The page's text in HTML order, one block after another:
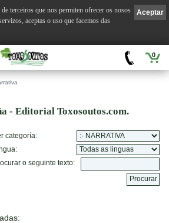
0
- Editorial Toxosoutos.com.
categoría:
o seguinte texto:
Aceptar
de terceiros que nos permiten ofrecer os nosos
aceptas o uso que facemos das